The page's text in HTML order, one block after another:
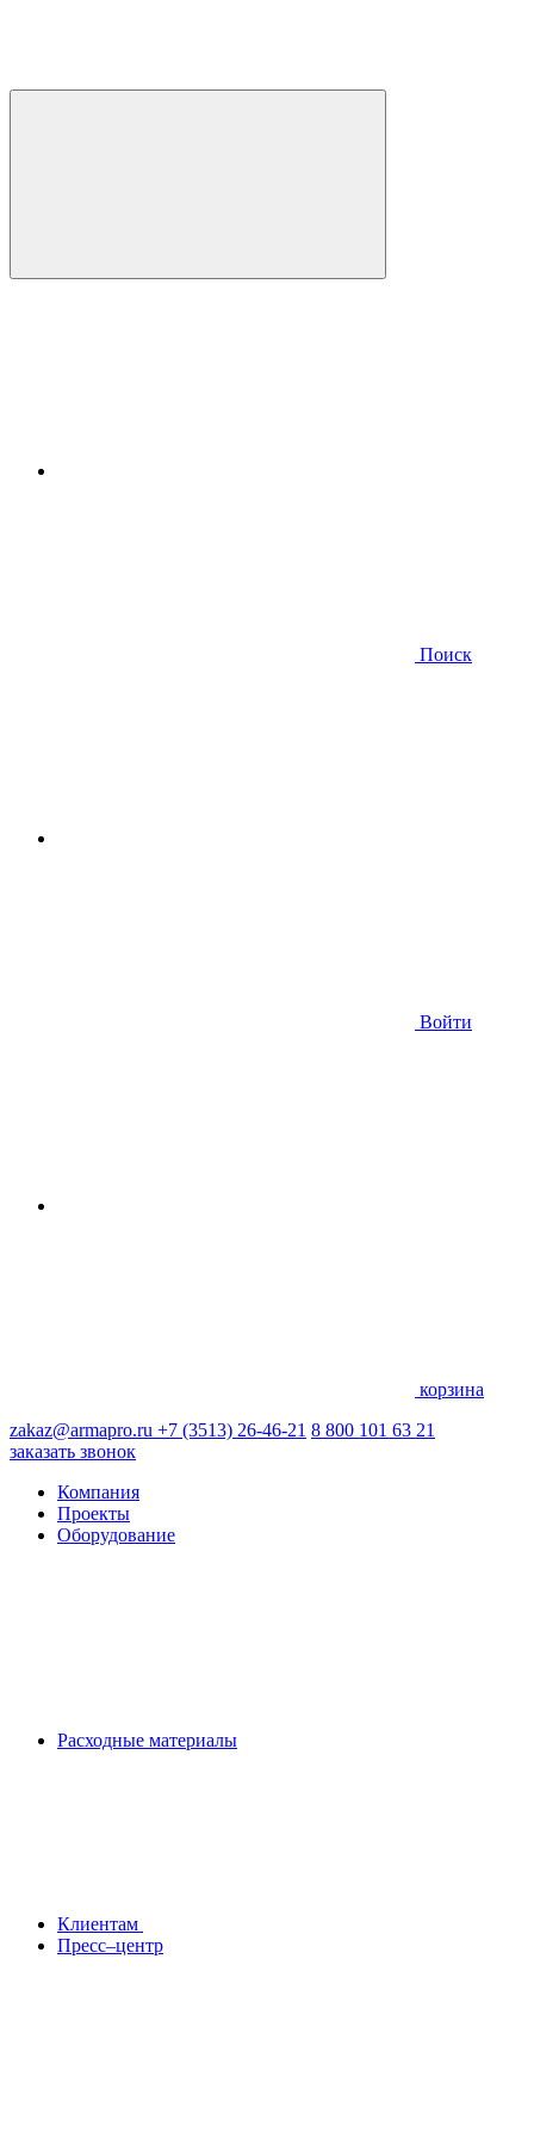
Поиск
Войти
корзина
zakaz@armapro.ru +7 (3513) 26-46-21 8 800 101 63 21
заказать звонок
Компания
Проекты
Оборудование
Расходные материалы
Клиентам
Пресс–центр